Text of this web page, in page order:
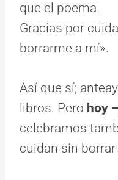
que el poema.
Gracias por
borrarme a mí».
Así que sí;
libros. Pero hoy
celebramos
cuidan sin